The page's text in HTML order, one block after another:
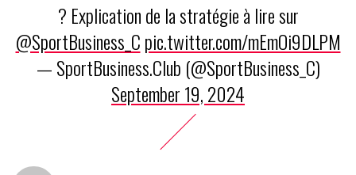
? Explication de la stratégie à lire sur
@SportBusiness_Cpic.twitter.com/mEmOi9DLPM
— SportBusiness.Club (@SportBusiness_C)
September 19, 2024